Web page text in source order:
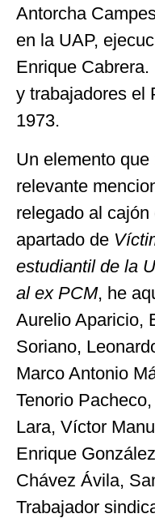
Antorcha
en la UAP,
Enrique
y trabajadores el
1973.
Un elemento
relevante
relegado al
apartado de
estudiantil de la
al ex PCM, he
Aurelio Aparicio,
Soriano,
Marco Antonio
Tenorio
Lara, Víctor
Enrique
Chávez Ávila,
Trabajador